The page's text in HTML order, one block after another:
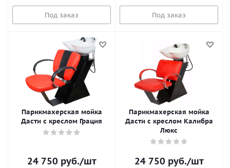
Под заказ Под заказ
Парикмахерская мойка
Дасти с креслом Грация
24 750 руб./шт
Парикмахерская мойка
Дасти с креслом Калибра
Люкс
24 750 руб./шт